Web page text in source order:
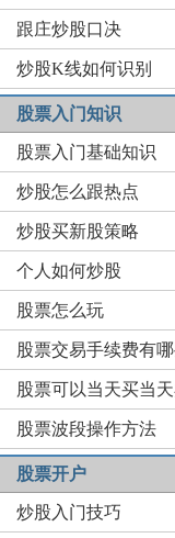
跟庄炒股口决
炒股K线如何识别
股票入门知识
股票入门基础知识
炒股怎么跟热点
炒股买新股策略
个人如何炒股
股票怎么玩
股票交易手续费有
股票可以当天买当
股票波段操作方法
股票开户
炒股入门技巧